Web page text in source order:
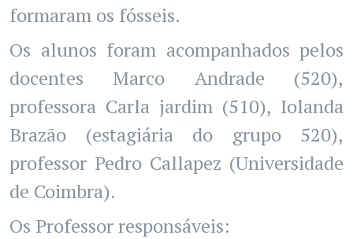
formaram os fósseis.
Os alunos foram acompanhados pelos
docentes Marco Andrade (520),
professora Carla jardim (510), Iolanda
Brazão (estagiária do grupo 520),
professor Pedro Callapez (Universidade
de Coimbra).
Os Professor responsáveis: